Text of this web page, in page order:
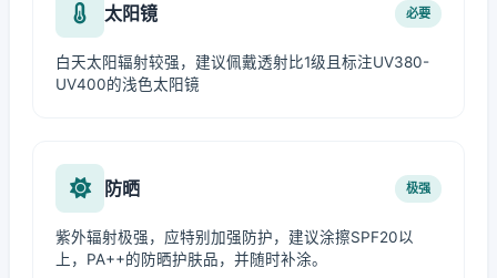
太阳镜 必要
白天太阳辐射较强，建议佩戴透射比1级且标注UV380-
UV400的浅色太阳镜
防晒 极强
紫外辐射极强，应特别加强防护，建议涂擦SPF20以
上，PA++的防晒护肤品，并随时补涂。